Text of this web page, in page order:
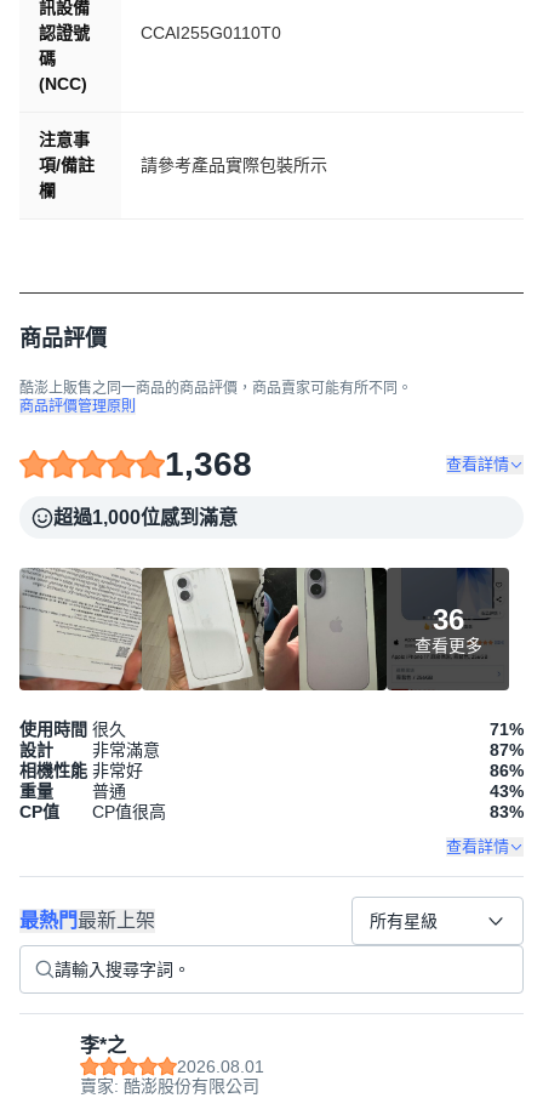
訊設備
認證號
碼
(NCC)
CCAI255G0110T0
注意事
項/備註
欄
請參考產品實際包裝所示
商品評價
酷澎上販售之同一商品的商品評價，商品賣家可能有所不同。
商品評價管理原則
1,368 查看詳情
超過1,000位感到滿意
36
查看更多
使用時間 很久 71%
設計
非常滿意 87%
相機性能 非常好 86%
重量
普通 43%
CP值
CP值很高 83%
查看詳情
最熱門最新上架 所有星級
李*之
2026.08.01
賣家: 酷澎股份有限公司